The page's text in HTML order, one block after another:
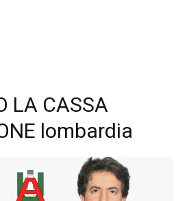
LA CASSA
lombardia